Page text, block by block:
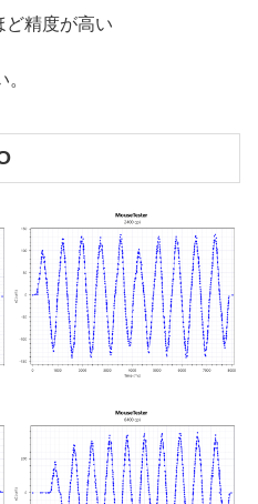
ど精度が高い